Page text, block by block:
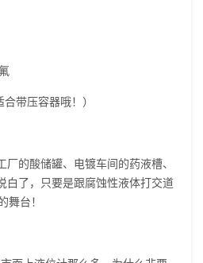
带压容器哦！）
的酸储罐、电镀车间的药液槽、
白了，只要是跟腐蚀性液体打交道
舞台！